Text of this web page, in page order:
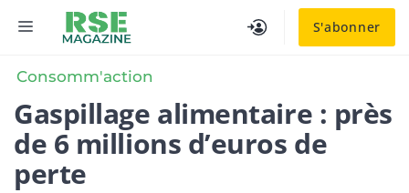
S'abonner
MENU
Consomm'action
Gaspillage alimentaire : près
de 6 millions d’euros de
perte